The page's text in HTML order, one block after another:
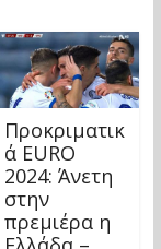
Προκριματικ
ά EURO
2024: Άνετη
στην
πρεμιέρα η